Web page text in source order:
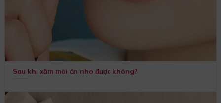
Sau khi xăm môi ăn nho được không?